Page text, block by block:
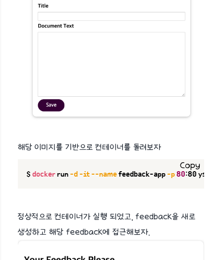
해당 이미지를 기반으로 컨테이너를 돌려보자
$ docker run -d -it --name feedback-app -p 80:80
Copy
정상적으로 컨테이너가 실행 되었고, feedback을 새로
생성하고 해당 feedback에 접근해보자.